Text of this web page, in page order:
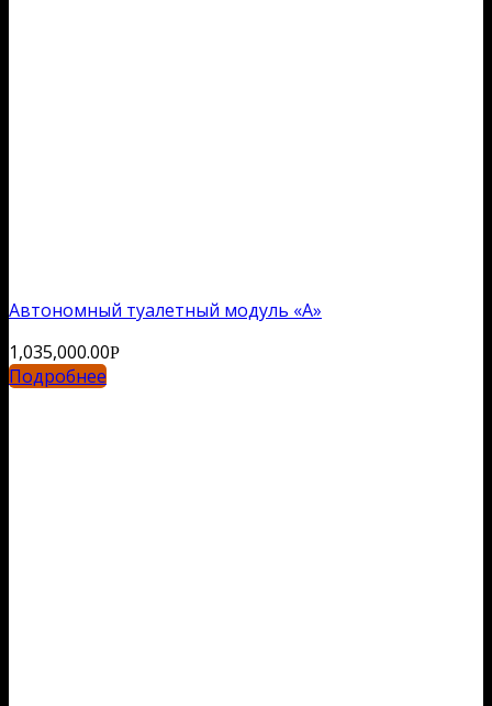
Автономный туалетный модуль «А»
1,035,000.00Р
Подробнее